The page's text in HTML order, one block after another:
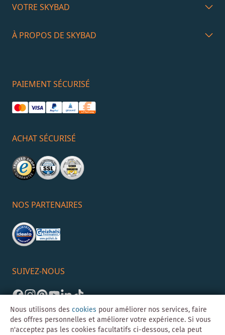
VOTRE SKYBAD
À PROPOS DE SKYBAD
PAIEMENT SÉCURISÉ
ACHAT SÉCURISÉ
NOS PARTENAIRES
SUIVEZ-NOUS
Nous utilisons des cookies pour améliorer nos services, faire
des offres personnelles et améliorer votre expérience. Si vous
n'acceptez pas les cookies facultatifs ci-dessous, cela peut